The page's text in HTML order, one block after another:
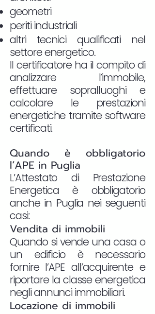
geometri
periti industriali
altri tecnici qualificati nel
settore energetico.
Il certificatore ha il compito di
analizzare l’immobile,
effettuare sopralluoghi e
calcolare le prestazioni
energetiche tramite software
certificati.
Quando è obbligatorio
l’APE in Puglia
L’Attestato di Prestazione
Energetica è obbligatorio
anche in Puglia nei seguenti
casi:
Vendita di immobili
Quando si vende una casa o
un edificio è necessario
fornire l’APE all’acquirente e
riportare la classe energetica
negli annunci immobiliari.
Locazione di immobili